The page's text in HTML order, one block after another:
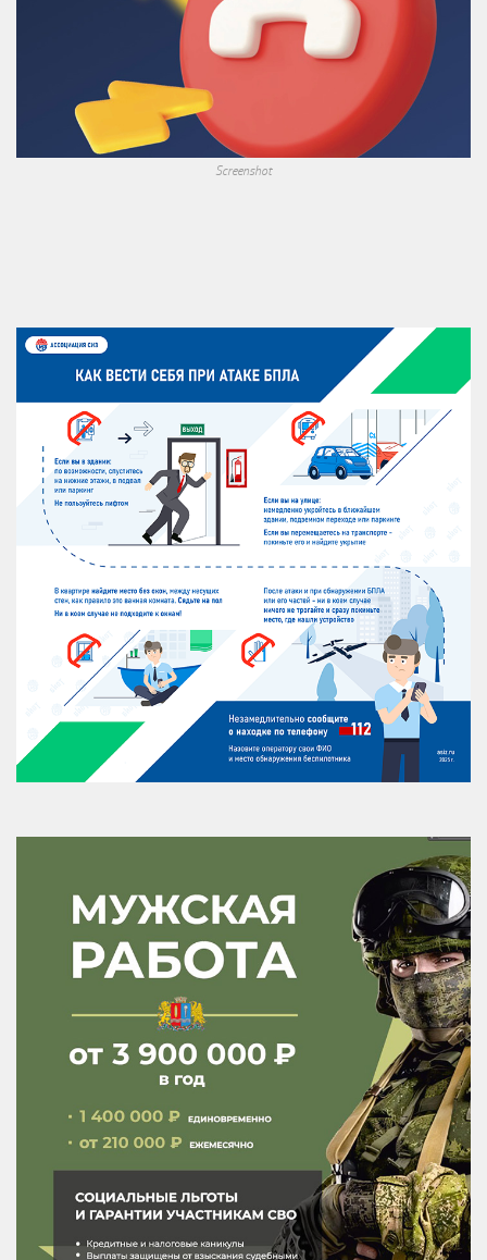
Screenshot